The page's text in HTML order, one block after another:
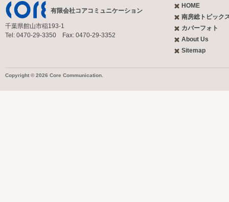
有限会社コアコミュニケーション
千葉県館山市稲193-1
Tel: 0470-29-3350 Fax: 0470-29-3352
HOME
南房総トピック
カバーフォト
About Us
Sitemap
Copyright © 2026 Core Communication.